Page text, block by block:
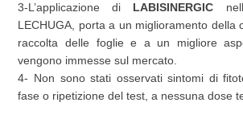
3-L’applicazione di LABISINERGIC
LECHUGA, porta a un miglioramento della
raccolta delle foglie e a un migliore
vengono immesse sul mercato.
4- Non sono stati osservati sintomi di
fase o ripetizione del test, a nessuna dose